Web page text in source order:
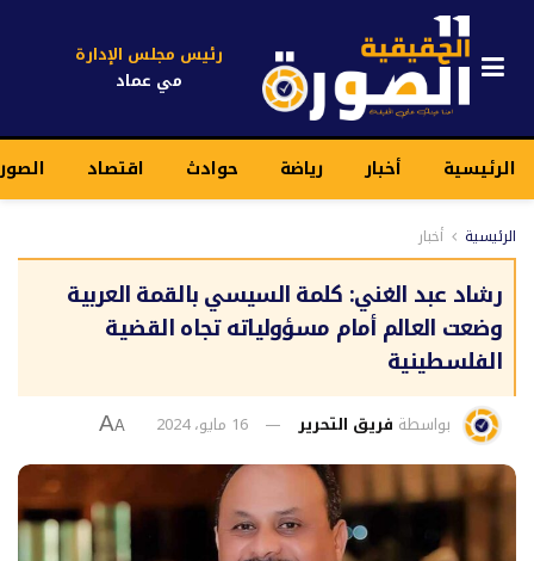
رئيس مجلس الإدارة
مي عماد
الرئيسية أخبار رياضة حوادث اقتصاد
الرئيسية أخبار
رشاد عبد الغني: كلمة السيسي بالقمة العربية
وضعت العالم أمام مسؤولياته تجاه القضية
الفلسطينية
بواسطة فريق التحرير 16 مايو، 2024 A
A